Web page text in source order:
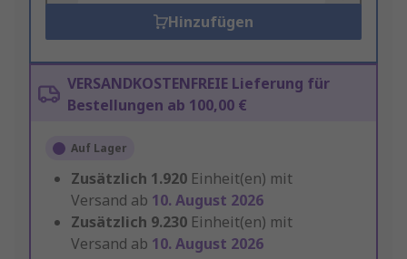
Hinzufügen
VERSANDKOSTENFREIE Lieferung für
Bestellungen ab 100,00 €
Auf Lager
Zusätzlich 1.920 Einheit(en) mit
Versand ab 10. August 2026
Zusätzlich 9.230 Einheit(en) mit
Versand ab 10. August 2026